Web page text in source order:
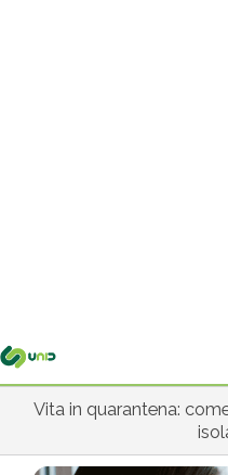
Vita in quarantena: